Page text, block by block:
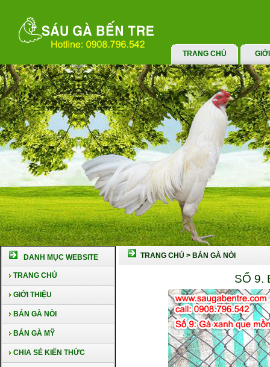
TRANG CHỦ
DANH MỤC WEBSITE
TRANG CHỦ
GIỚI THIỆU
BÁN GÀ NÒI
BÁN GÀ MỸ
CHIA SẺ KIẾN THỨC
TRANG CHỦ > BÁN GÀ NÒI
SỐ 9.